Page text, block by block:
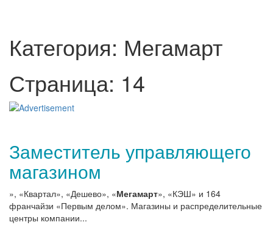
Категория: Мегамарт
Страница: 14
Заместитель управляющего
магазином
», «Квартал», «Дешево», «Мегамарт», «КЭШ» и 164
франчайзи «Первым делом». Магазины и распределительные
центры компании...